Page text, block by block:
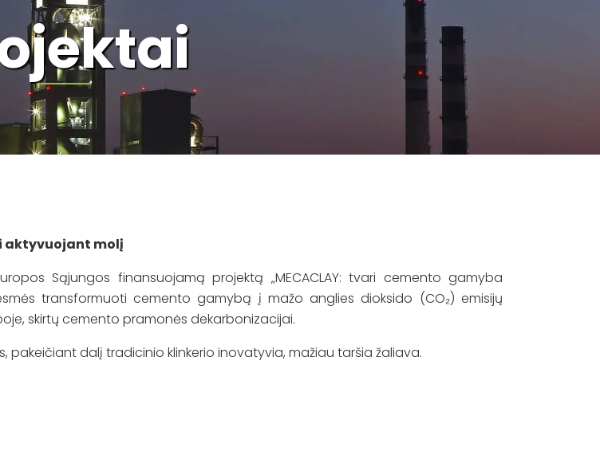
aktyvuojant molį
Sąjungos finansuojamą projektą „MECACLAY: tvari cemento gamyba
transformuoti cemento gamybą į mažo anglies dioksido (CO₂) emisijų
skirtų cemento pramonės dekarbonizacijai.
pakeičiant dalį tradicinio klinkerio inovatyvia, mažiau taršia žaliava.